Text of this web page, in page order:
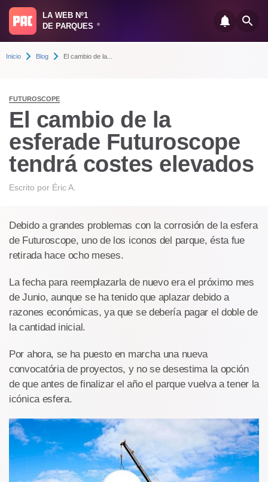
LA WEB Nº1
DE PARQUES
®
Inicio Blog El cambio de la...
FUTUROSCOPE
El cambio de la
esferade Futuroscope
tendrá costes elevados
Escrito por Éric A.
Debido a grandes problemas con la corrosión de la esfera
de Futuroscope, uno de los iconos del parque, ésta fue
retirada hace ocho meses.
La fecha para reemplazarla de nuevo era el próximo mes
de Junio, aunque se ha tenido que aplazar debido a
razones económicas, ya que se debería pagar el doble de
la cantidad inicial.
Por ahora, se ha puesto en marcha una nueva
convocatória de proyectos, y no se desestima la opción
de que antes de finalizar el año el parque vuelva a tener la
icónica esfera.